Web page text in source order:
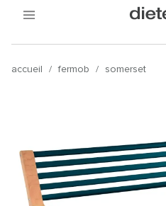
accueil / fermob / somerset